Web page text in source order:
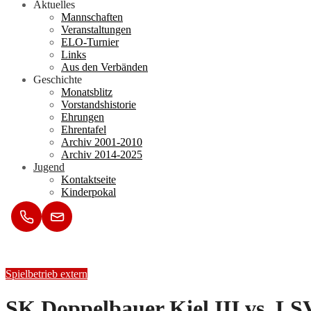
Aktuelles
Mannschaften
Veranstaltungen
ELO-Turnier
Links
Aus den Verbänden
Geschichte
Monatsblitz
Vorstandshistorie
Ehrungen
Ehrentafel
Archiv 2001-2010
Archiv 2014-2025
Jugend
Kontaktseite
Kinderpokal
Spielbetrieb extern